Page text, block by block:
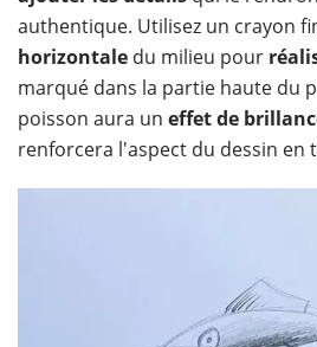
authentique. Utilisez un crayon
horizontale du milieu pour
marqué dans la partie haute du
poisson aura un effet de
renforcera l'aspect du dessin en